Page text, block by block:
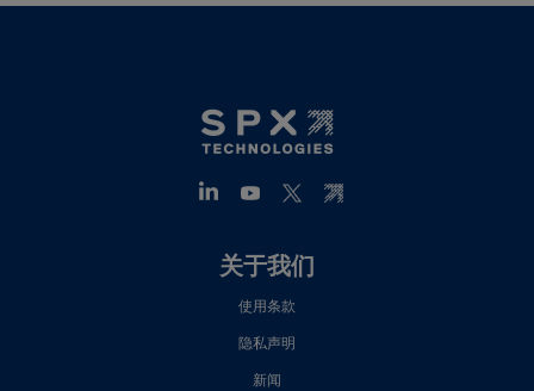
关于我们
使用条款
隐私声明
新闻